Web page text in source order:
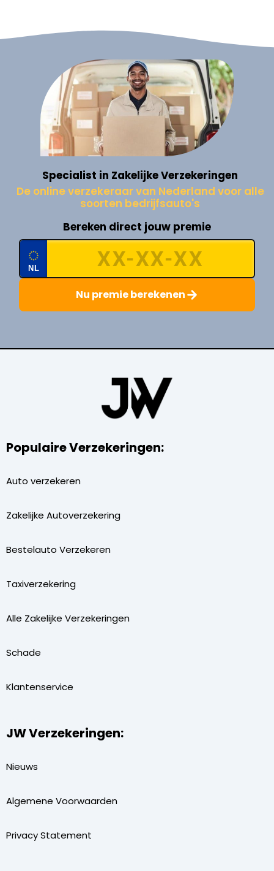
Specialist in Zakelijke Verzekeringen
De online verzekeraar van Nederland voor alle
soorten bedrijfsauto's
Bereken direct jouw premie
NL
Nu premie berekenen
Populaire Verzekeringen:
Auto verzekeren
Zakelijke Autoverzekering
Bestelauto Verzekeren
Taxiverzekering
Alle Zakelijke Verzekeringen
Schade
Klantenservice
JW Verzekeringen:
Nieuws
Algemene Voorwaarden
Privacy Statement